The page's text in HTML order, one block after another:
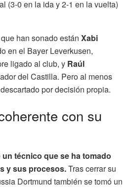
(3-0 en la ida y 2-1 en la vuelta)
han sonado están Xabi
en el Bayer Leverkusen,
ligado al club, y Raúl
del Castilla. Pero al menos
por decisión propia.
con su
técnico que se ha tomado
y sus procesos.Tras cerrar su
Dortmund también se tomó un